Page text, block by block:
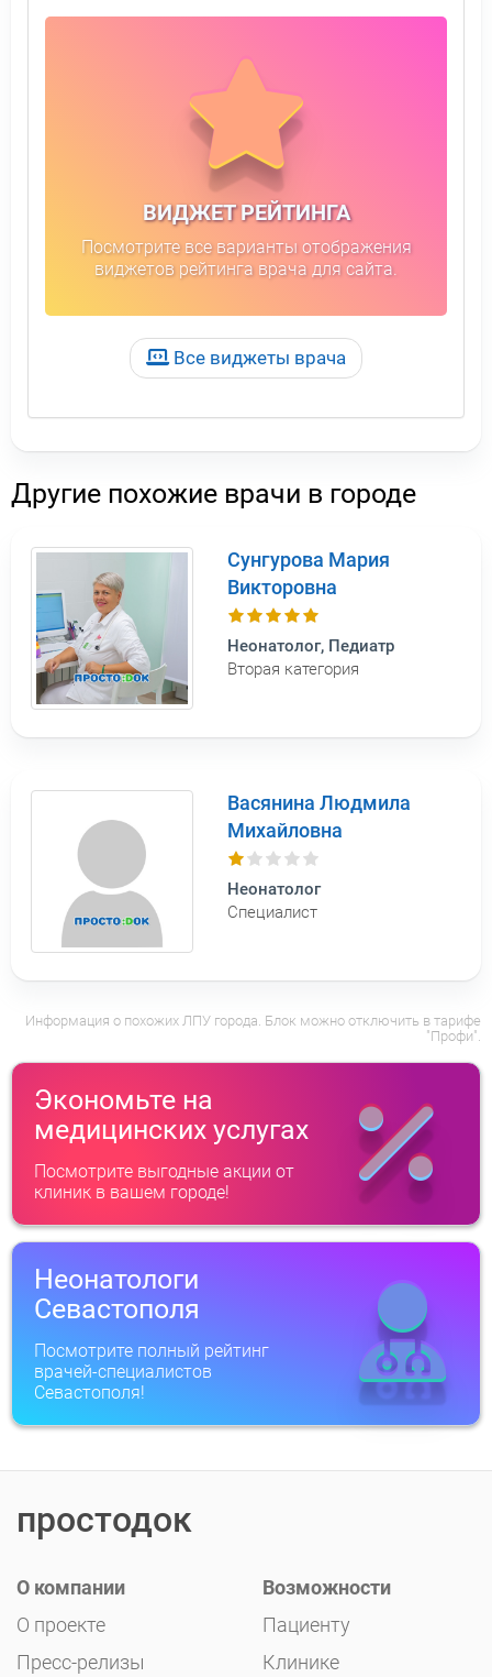
ВИДЖЕТ РЕЙТИНГА
Посмотрите все варианты отображения
виджетов рейтинга врача для сайта.
Все виджеты врача
Другие похожие врачи в городе
Сунгурова Мария
Викторовна
Неонатолог, Педиатр
Вторая категория
Васянина Людмила
Михайловна
Неонатолог
Специалист
Информация о похожих ЛПУ города. Блок можно отключить в тарифе
"Профи".
Экономьте на
медицинских услугах
Посмотрите выгодные акции от
клиник в вашем городе!
Неонатологи
Севастополя
Посмотрите полный рейтинг
врачей-специалистов
Севастополя!
простодок
О компании
О проекте
Пресс-релизы
Возможности
Пациенту
Клинике